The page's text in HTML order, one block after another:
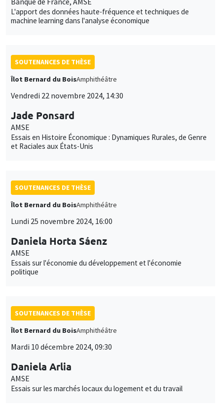
L'apport des données haute-fréquence et techniques de
machine learning dans l'analyse économique
SOUTENANCES DE THÈSE
Îlot Bernard du BoisAmphithéâtre
Vendredi 22 novembre 2024, 14:30
Jade Ponsard
AMSE
Essais en Histoire Économique : Dynamiques Rurales, de Genre
et Raciales aux États-Unis
SOUTENANCES DE THÈSE
Îlot Bernard du BoisAmphithéâtre
Lundi 25 novembre 2024, 16:00
Daniela Horta Sáenz
AMSE
Essais sur l'économie du développement et l'économie
politique
SOUTENANCES DE THÈSE
Îlot Bernard du BoisAmphithéâtre
Mardi 10 décembre 2024, 09:30
Daniela Arlia
AMSE
Essais sur les marchés locaux du logement et du travail